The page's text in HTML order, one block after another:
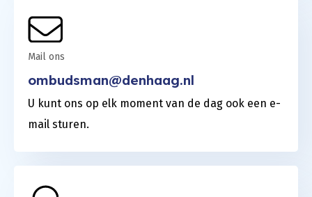
Mail ons
ombudsman@denhaag.nl
U kunt ons op elk moment van de dag ook een e-
mail sturen.